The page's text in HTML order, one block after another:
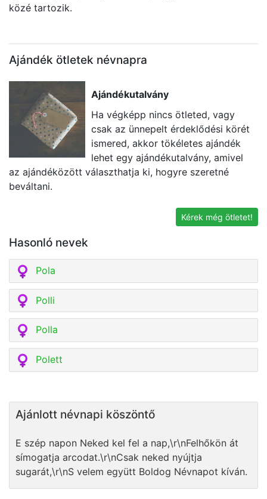
közé tartozik.
Ajándék ötletek névnapra
Ajándékutalvány
Ha végképp nincs ötleted, vagy
csak az ünnepelt érdeklődési körét
ismered, akkor tökéletes ajándék
lehet egy ajándékutalvány, amivel
az ajándéközött választhatja ki, hogyre szeretné
beváltani.
Kérek még ötletet!
Hasonló nevek
Pola
Polli
Polla
Polett
Ajánlott névnapi köszöntő
E szép napon Neked kel fel a nap,\r\nFelhőkön át
símogatja arcodat.\r\nCsak neked nyújtja
sugarát,\r\nS velem együtt Boldog Névnapot kíván.